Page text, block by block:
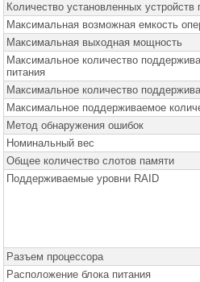
Количество установленных устройств
Максимальная возможная емкость
Максимальная выходная мощность
Максимальное количество
питания
Максимальное количество
Максимальное поддерживаемое
Метод обнаружения ошибок
Номинальный вес
Общее количество слотов памяти
Поддерживаемые уровни RAID
Разъем процессора
Расположение блока питания